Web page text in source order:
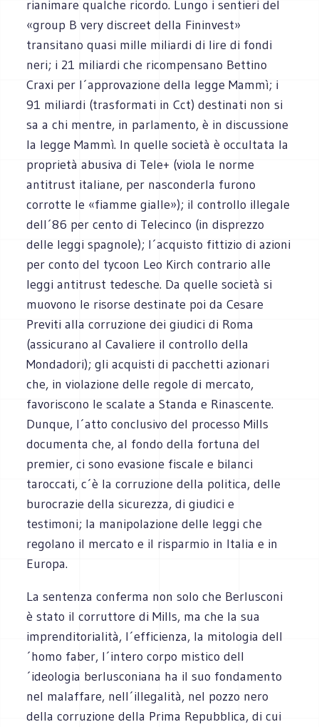
rianimare qualche ricordo. Lungo i sentieri del
«group B very discreet della Fininvest»
transitano quasi mille miliardi di lire di fondi
neri; i 21 miliardi che ricompensano Bettino
Craxi per l´approvazione della legge Mammì; i
91 miliardi (trasformati in Cct) destinati non si
sa a chi mentre, in parlamento, è in discussione
la legge Mammì. In quelle società è occultata la
proprietà abusiva di Tele+ (viola le norme
antitrust italiane, per nasconderla furono
corrotte le «fiamme gialle»); il controllo illegale
dell´86 per cento di Telecinco (in disprezzo
delle leggi spagnole); l´acquisto fittizio di azioni
per conto del tycoon Leo Kirch contrario alle
leggi antitrust tedesche. Da quelle società si
muovono le risorse destinate poi da Cesare
Previti alla corruzione dei giudici di Roma
(assicurano al Cavaliere il controllo della
Mondadori); gli acquisti di pacchetti azionari
che, in violazione delle regole di mercato,
favoriscono le scalate a Standa e Rinascente.
Dunque, l´atto conclusivo del processo Mills
documenta che, al fondo della fortuna del
premier, ci sono evasione fiscale e bilanci
taroccati, c´è la corruzione della politica, delle
burocrazie della sicurezza, di giudici e
testimoni; la manipolazione delle leggi che
regolano il mercato e il risparmio in Italia e in
Europa.
La sentenza conferma non solo che Berlusconi
è stato il corruttore di Mills, ma che la sua
imprenditorialità, l´efficienza, la mitologia dell
´homo faber, l´intero corpo mistico dell
´ideologia berlusconiana ha il suo fondamento
nel malaffare, nell´illegalità, nel pozzo nero
della corruzione della Prima Repubblica, di cui